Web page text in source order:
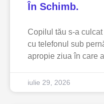
În Schimb.
Copilul tău s-a
cu telefonul sub
apropie ziua în care
iulie 29, 2026